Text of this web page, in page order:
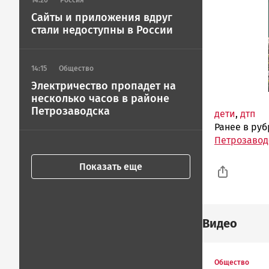
Сайты и приложения вдруг
стали недоступны в России
14:15 Общество
Электричество пропадет на
несколько часов в районе
Петрозаводска
Показать еще
дети, дтп
Ранее в
Видео
Общество